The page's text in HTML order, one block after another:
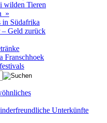
wilden Tieren
»
in Südafrika
– Geld zurück
Franschhoek